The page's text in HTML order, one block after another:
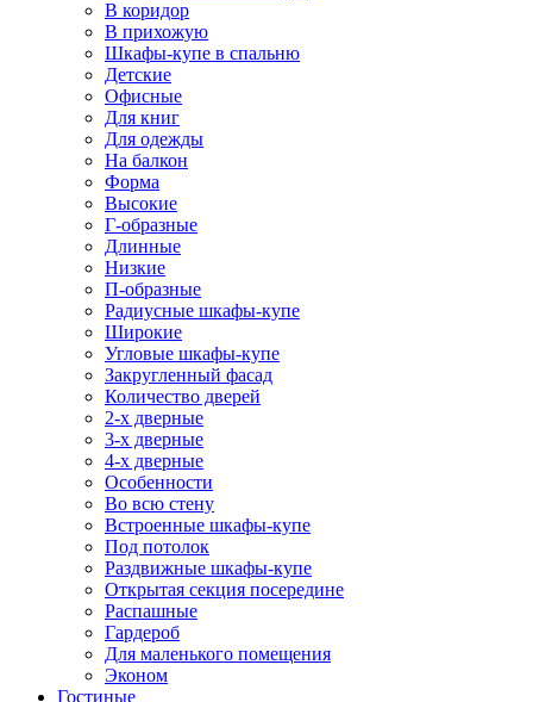
В коридор
В прихожую
Шкафы-купе в спальню
Детские
Офисные
Для книг
Для одежды
На балкон
Форма
Высокие
Г-образные
Длинные
Низкие
П-образные
Радиусные шкафы-купе
Широкие
Угловые шкафы-купе
Закругленный фасад
Количество дверей
2-х дверные
3-х дверные
4-х дверные
Особенности
Во всю стену
Встроенные шкафы-купе
Под потолок
Раздвижные шкафы-купе
Открытая секция посередине
Распашные
Гардероб
Для маленького помещения
Эконом
Гостиные